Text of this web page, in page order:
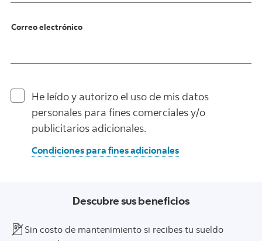
Correo electrónico
He leído y autorizo el uso de mis datos
personales para fines comerciales y/o
publicitarios adicionales.
Condiciones para fines adicionales
Descubre sus beneficios
Sin costo de mantenimiento si recibes tu sueldo